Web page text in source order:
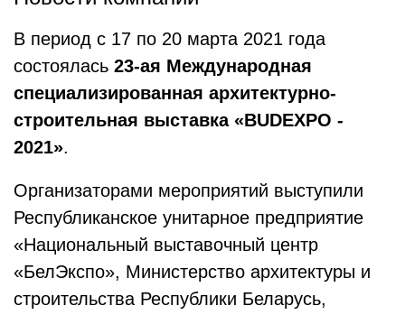
В период с 17 по 20 марта 2021 года
состоялась 23-ая Международная
специализированная архитектурно-
строительная выставка «BUDEXPO -
2021».
Организаторами мероприятий выступили
Республиканское унитарное предприятие
«Национальный выставочный центр
«БелЭкспо», Министерство архитектуры и
строительства Республики Беларусь,